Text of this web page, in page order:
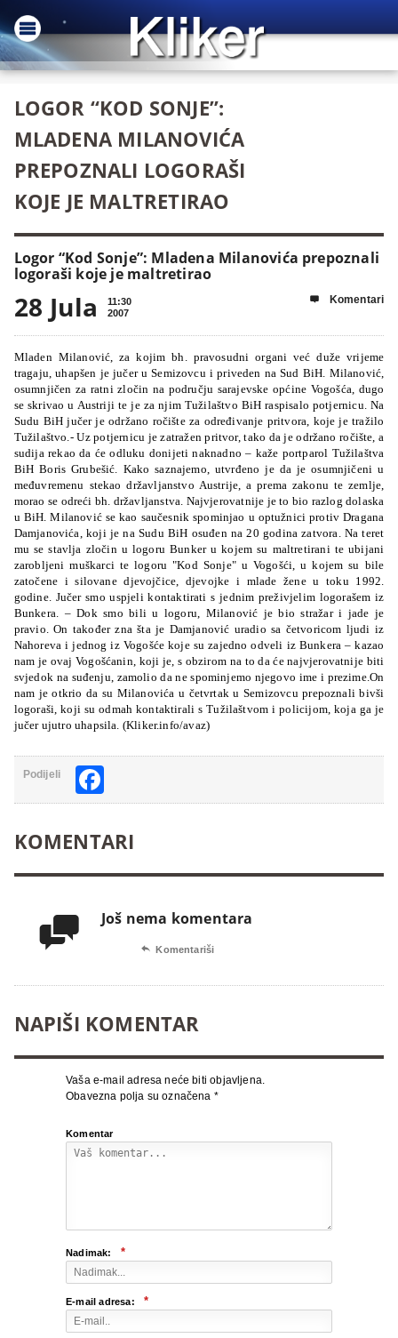
LOGOR “KOD SONJE”:
MLADENA MILANOVIĆA
PREPOZNALI LOGORAŠI
KOJE JE MALTRETIRAO
Logor “Kod Sonje”: Mladena Milanovića prepoznali
logoraši koje je maltretirao
28 Jula
11:30
2007
 Komentari
Mladen Milanović, za kojim bh. pravosudni organi već duže vrijeme
tragaju, uhapšen je jučer u Semizovcu i priveden na Sud BiH. Milanović,
osumnjičen za ratni zločin na području sarajevske općine Vogošća, dugo
se skrivao u Austriji te je za njim Tužilaštvo BiH raspisalo potjernicu. Na
Sudu BiH jučer je održano ročište za određivanje pritvora, koje je tražilo
Tužilaštvo.- Uz potjernicu je zatražen pritvor, tako da je održano ročište, a
sudija rekao da će odluku donijeti naknadno – kaže portparol Tužilaštva
BiH Boris Grubešić. Kako saznajemo, utvrđeno je da je osumnjičeni u
međuvremenu stekao državljanstvo Austrije, a prema zakonu te zemlje,
morao se odreći bh. državljanstva. Najvjerovatnije je to bio razlog dolaska
u BiH. Milanović se kao saučesnik spominjao u optužnici protiv Dragana
Damjanovića, koji je na Sudu BiH osuđen na 20 godina zatvora. Na teret
mu se stavlja zločin u logoru Bunker u kojem su maltretirani te ubijani
zarobljeni muškarci te logoru "Kod Sonje" u Vogošći, u kojem su bile
zatočene i silovane djevojčice, djevojke i mlade žene u toku 1992.
godine. Jučer smo uspjeli kontaktirati s jednim preživjelim logorašem iz
Bunkera. – Dok smo bili u logoru, Milanović je bio stražar i jade je
pravio. On također zna šta je Damjanović uradio sa četvoricom ljudi iz
Nahoreva i jednog iz Vogošće koje su zajedno odveli iz Bunkera – kazao
nam je ovaj Vogošćanin, koji je, s obzirom na to da će najvjerovatnije biti
svjedok na suđenju, zamolio da ne spominjemo njegovo ime i prezime.On
nam je otkrio da su Milanovića u četvrtak u Semizovcu prepoznali bivši
logoraši, koji su odmah kontaktirali s Tužilaštvom i policijom, koja ga je
jučer ujutro uhapsila. (Kliker.info/avaz)
Podijeli
KOMENTARI
 Još nema komentara
 Komentariši
NAPIŠI KOMENTAR
Vaša e-mail adresa neće biti objavljena.
Obavezna polja su označena *
Komentar
Nadimak: *
E-mail adresa: *